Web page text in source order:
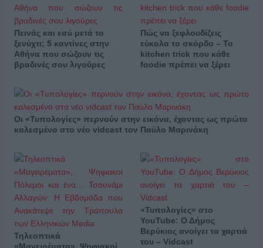
Πεινάς και εσύ μετά το
ξενύχτι; 5 καντίνες στην
Αθήνα που σώζουν τις
βραδινές σου λιγούρες
Πώς να ξεφλουδίζεις
εύκολα το σκόρδο – Το
kitchen trick που κάθε
foodie πρέπει να ξέρει
Οι «Τυπολογίες» περνούν στην εικόνα, έχοντας ως πρώτο
καλεσμένο στο νέο vidcast τον Παύλο Μαρινάκη
Τηλεοπτικά
«Τυπολογίες» στο
YouTube: Ο Δήμος
Βερύκιος ανοίγει τα χαρτιά
του – Vidcast